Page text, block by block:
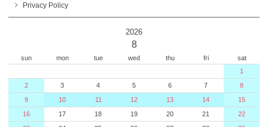
Privacy Policy
2026
8
sun mon tue wed thu fri
sat
1
2
3 4 5 6 7
8
9
10 11 12 13 14
15
16
17 18 19 20 21
22